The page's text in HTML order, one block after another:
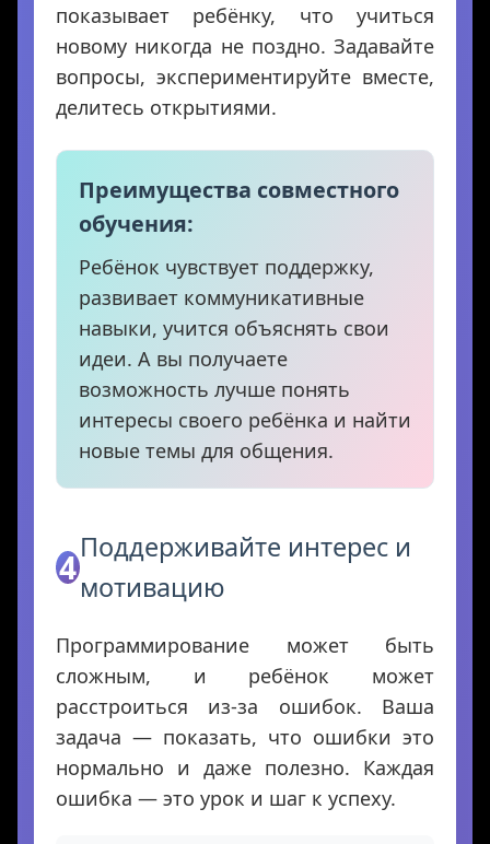
показывает ребёнку, что учиться
новому никогда не поздно. Задавайте
вопросы, экспериментируйте вместе,
делитесь открытиями.
Преимущества совместного
обучения:
Ребёнок чувствует поддержку,
развивает коммуникативные
навыки, учится объяснять свои
идеи. А вы получаете
возможность лучше понять
интересы своего ребёнка и найти
новые темы для общения.
4Поддерживайте интерес и
мотивацию
Программирование может быть
сложным, и ребёнок может
расстроиться из-за ошибок. Ваша
задача — показать, что ошибки это
нормально и даже полезно. Каждая
ошибка — это урок и шаг к успеху.